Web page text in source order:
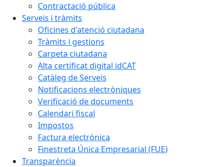
Contractació pública
Serveis i tràmits
Oficines d'atenció ciutadana
Tràmits i gestions
Carpeta ciutadana
Alta certificat digital idCAT
Catàleg de Serveis
Notificacions electròniques
Verificació de documents
Calendari fiscal
Impostos
Factura electrònica
Finestreta Única Empresarial (FUE)
Transparència